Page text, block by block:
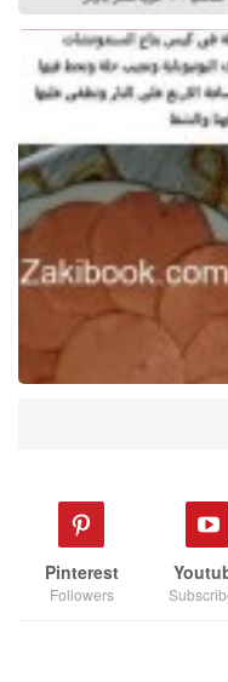
Pinterest
Followers